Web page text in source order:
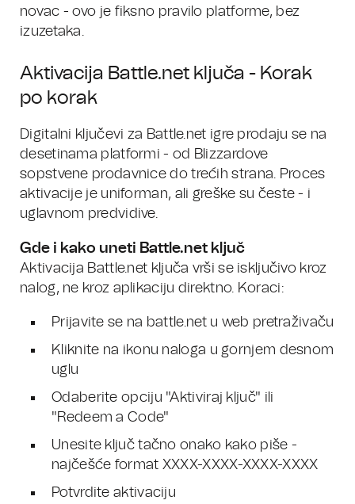
novac - ovo je fiksno pravilo platforme, bez
izuzetaka.
Aktivacija Battle.net ključa - Korak
po korak
Digitalni ključevi za Battle.net igre prodaju se na
desetinama platformi - od Blizzardove
sopstvene prodavnice do trećih strana. Proces
aktivacije je uniforman, ali greške su česte - i
uglavnom predvidive.
Gde i kako uneti Battle.net ključ
Aktivacija Battle.net ključa vrši se isključivo kroz
nalog, ne kroz aplikaciju direktno. Koraci:
Prijavite se na battle.net u web pretraživaču
Kliknite na ikonu naloga u gornjem desnom
uglu
Odaberite opciju "Aktiviraj ključ" ili
"Redeem a Code"
Unesite ključ tačno onako kako piše -
najčešće format XXXX-XXXX-XXXX-XXXX
Potvrdite aktivaciju